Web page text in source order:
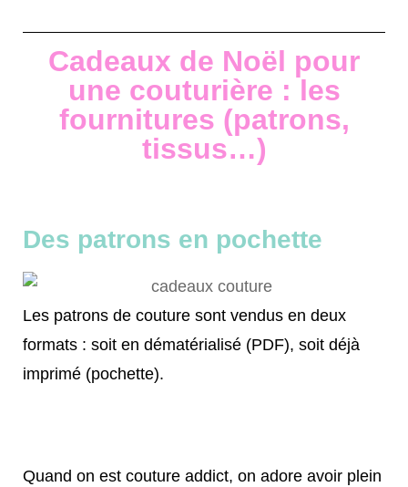
Cadeaux de Noël pour
une couturière : les
fournitures (patrons,
tissus…)
Des patrons en pochette
Les patrons de couture sont vendus en deux
formats : soit en dématérialisé (PDF), soit déjà
imprimé (pochette).
Quand on est couture addict, on adore avoir plein